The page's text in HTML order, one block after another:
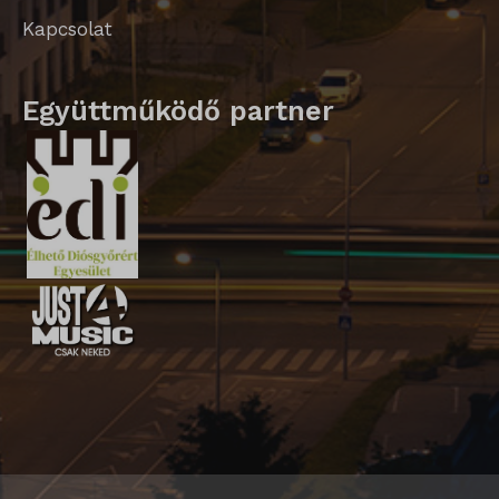
Kapcsolat
Együttműködő partner
ssm_au_c